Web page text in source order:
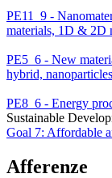
PE11_9 -
materials, 1D & 2D
PE5_6 - New
hybrid,
PE8_6 - Energy
Sustainable
Goal 7: Affordable
Afferenze